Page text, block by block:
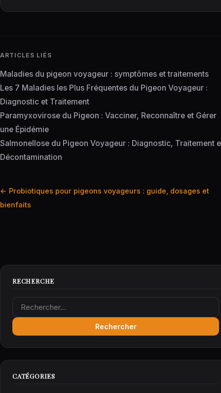
ARTICLES LIÉS
Maladies du pigeon voyageur : symptômes et traitements
Les 7 Maladies les Plus Fréquentes du Pigeon Voyageur :
Diagnostic et Traitement
Paramyxovirose du Pigeon : Vacciner, Reconnaître et Gérer
une Épidémie
Salmonellose du Pigeon Voyageur : Diagnostic, Traitement
Décontamination
Navigation
de
← Probiotiques pour pigeons voyageurs : guide, dosages et
bienfaits
RECHERCHE
Rechercher :
CATÉGORIES